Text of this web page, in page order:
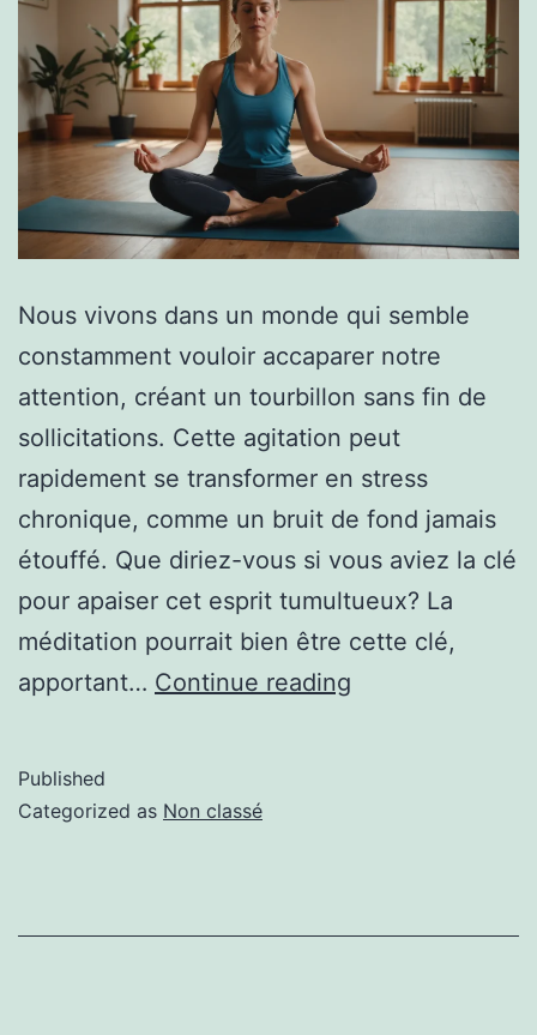
Nous vivons dans un monde qui semble
constamment vouloir accaparer notre
attention, créant un tourbillon sans fin de
sollicitations. Cette agitation peut
rapidement se transformer en stress
chronique, comme un bruit de fond jamais
étouffé. Que diriez-vous si vous aviez la clé
pour apaiser cet esprit tumultueux? La
méditation pourrait bien être cette clé,
apportant… Continue reading
Published
Categorized as Non classé